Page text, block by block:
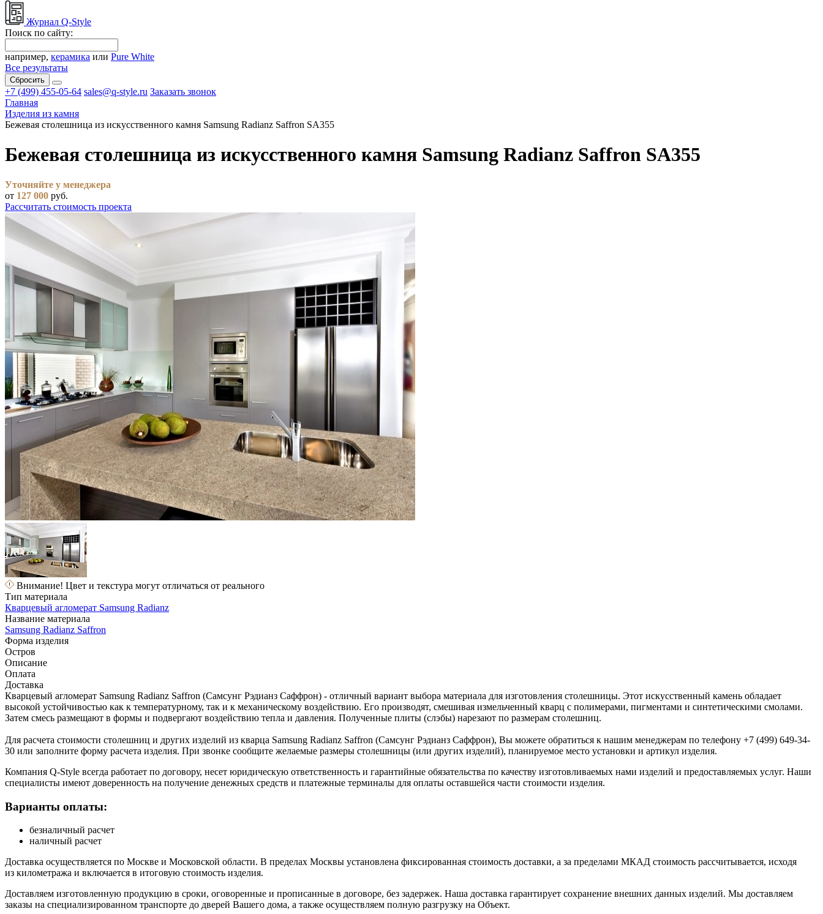
Журнал Q-Style
Поиск по сайту:
например, керамика или Pure White
Все результаты
Сбросить
+7 (499) 455-05-64 sales@q-style.ru Заказать звонок
Главная
Изделия из камня
Бежевая столешница из искусственного камня Samsung Radianz Saffron SA355
Бежевая столешница из искусственного камня Samsung Radianz Saffron SA355
Уточняйте у менеджера
от 127 000 руб.
Рассчитать стоимость проекта
Внимание! Цвет и текстура могут отличаться от реального
Тип материала
Кварцевый агломерат Samsung Radianz
Название материала
Samsung Radianz Saffron
Форма изделия
Остров
Описание
Оплата
Доставка
Кварцевый агломерат Samsung Radianz Saffron (Самсунг Рэдианз Саффрон) - отличный вариант выбора материала для изготовления столешницы. Этот искусственный камень обладает
высокой устойчивостью как к температурному, так и к механическому воздействию. Его производят, смешивая измельченный кварц с полимерами, пигментами и синтетическими смолами.
Затем смесь размещают в формы и подвергают воздействию тепла и давления. Полученные плиты (слэбы) нарезают по размерам столешниц.
Для расчета стоимости столешниц и других изделий из кварца Samsung Radianz Saffron (Самсунг Рэдианз Саффрон), Вы можете обратиться к нашим менеджерам по телефону +7 (499) 649-34-
30 или заполните форму расчета изделия. При звонке сообщите желаемые размеры столешницы (или других изделий), планируемое место установки и артикул изделия.
Компания Q-Style всегда работает по договору, несет юридическую ответственность и гарантийные обязательства по качеству изготовливаемых нами изделий и предоставляемых услуг. Наши
специалисты имеют доверенность на получение денежных средств и платежные терминалы для оплаты оставшейся части стоимости изделия.
Варианты оплаты:
безналичный расчет
наличный расчет
Доставка осуществляется по Москве и Московской области. В пределах Москвы установлена фиксированная стоимость доставки, а за пределами МКАД стоимость рассчитывается, исходя
из километража и включается в итоговую стоимость изделия.
Доставляем изготовленную продукцию в сроки, оговоренные и прописанные в договоре, без задержек. Наша доставка гарантирует сохранение внешних данных изделий. Мы доставляем
заказы на специализированном транспорте до дверей Вашего дома, а также осуществляем полную разгрузку на Объект.